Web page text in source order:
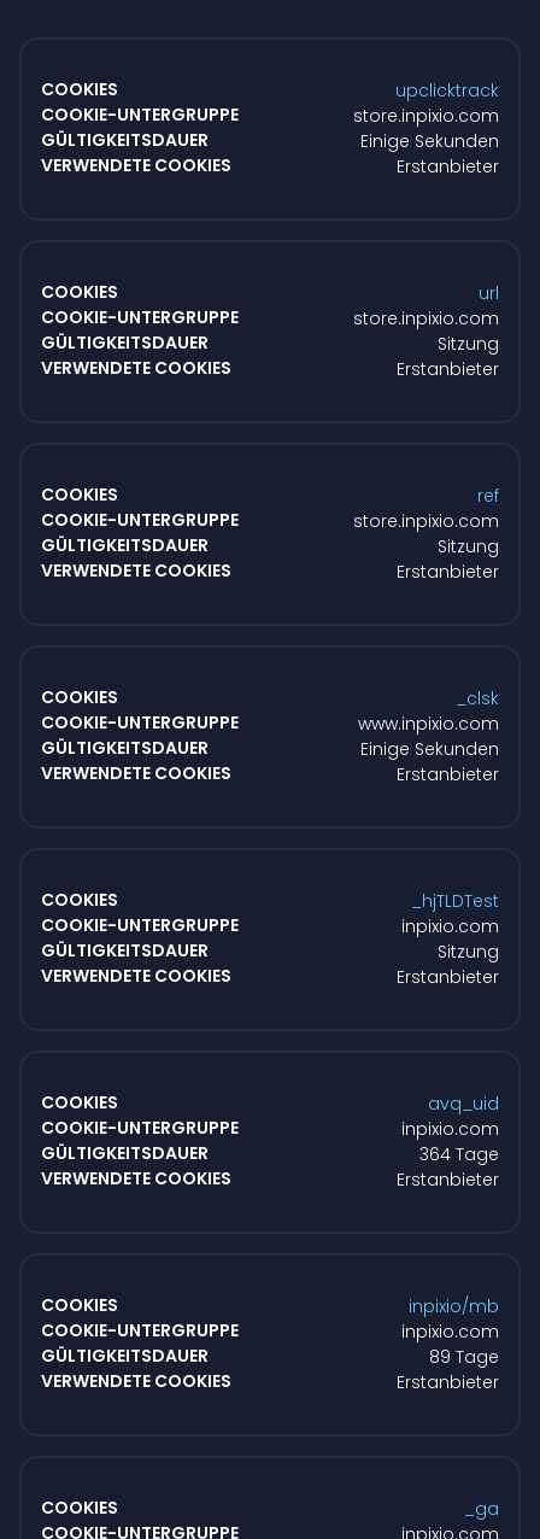
Cookies
upclicktrack
store.inpixio.com
Einige Sekunden
Erstanbieter
url
store.inpixio.com
Sitzung
Erstanbieter
ref
store.inpixio.com
Sitzung
Erstanbieter
_clsk
www.inpixio.com
Einige Sekunden
Erstanbieter
_hjTLDTest
inpixio.com
Sitzung
Erstanbieter
avq_uid
inpixio.com
364 Tage
Erstanbieter
inpixio/mb
inpixio.com
89 Tage
Erstanbieter
_ga
inpixio.com